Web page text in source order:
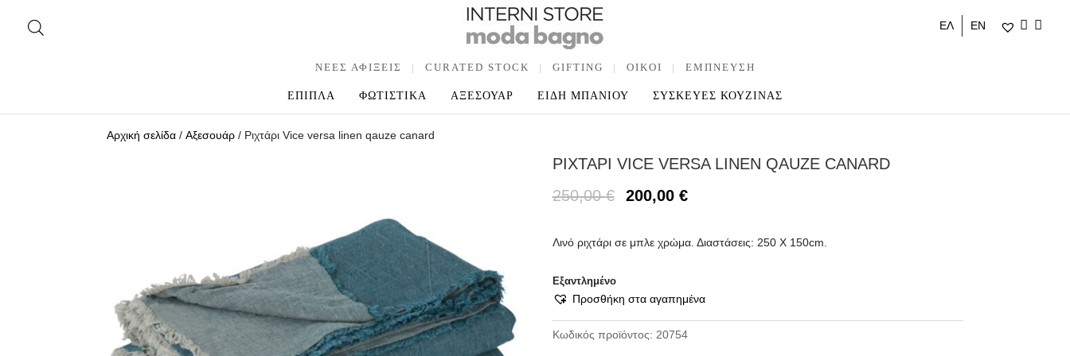
ΕΛ ΕΝ
ΝΕΕΣ ΑΦΙΞΕΙΣ | CURATED STOCK | GIFTING | OIKOI | ΕΜΠΝΕΥΣΗ
ΕΠΙΠΛΑ ΦΩΤΙΣΤΙΚΑ ΑΞΕΣΟΥΑΡ ΕΙΔΗ ΜΠΑΝΙΟΥ ΣΥΣΚΕΥΕΣ ΚΟΥΖΙΝΑΣ
Αρχική σελίδα /Αξεσουάρ / Ριχτάρι Vice versa linen qauze canard
ΡΙΧΤΑΡΙ VICE VERSA LINEN QAUZE CANARD
250,00€ 200,00 €
Λινό ριχτάρι σε μπλε χρώμα. Διαστάσεις: 250 Χ 150cm.
Εξαντλημένο
Προσθήκη στα αγαπημένα
Κωδικός προϊόντος: 20754